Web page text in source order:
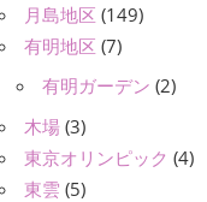
月島地区 (149)
有明地区 (7)
有明ガーデン (2)
木場 (3)
東京オリンピック (4)
東雲 (5)